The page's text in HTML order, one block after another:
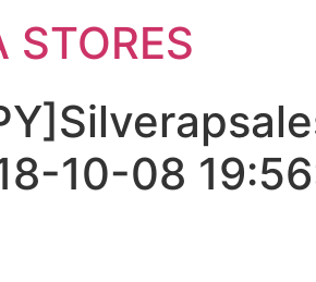
STORES
10-08